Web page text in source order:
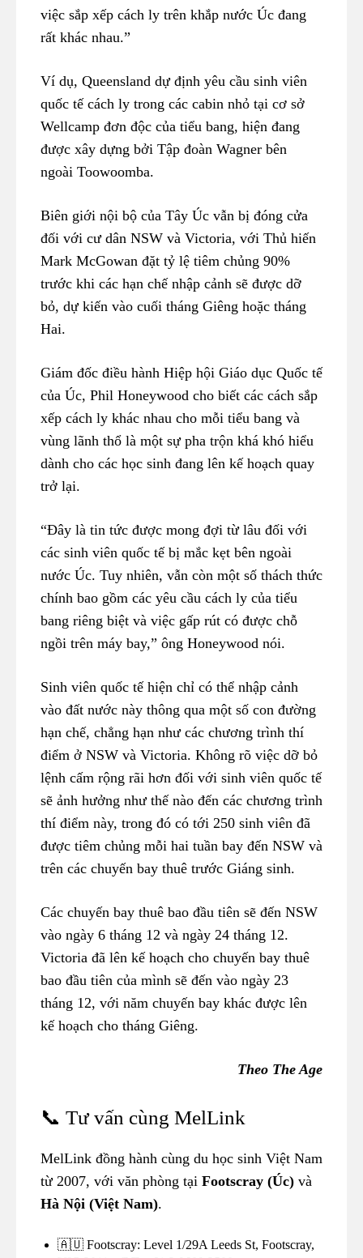
việc sắp xếp cách ly trên khắp nước Úc đang
rất khác nhau.”
Ví dụ, Queensland dự định yêu cầu sinh viên
quốc tế cách ly trong các cabin nhỏ tại cơ sở
Wellcamp đơn độc của tiểu bang, hiện đang
được xây dựng bởi Tập đoàn Wagner bên
ngoài Toowoomba.
Biên giới nội bộ của Tây Úc vẫn bị đóng cửa
đối với cư dân NSW và Victoria, với Thủ hiến
Mark McGowan đặt tỷ lệ tiêm chủng 90%
trước khi các hạn chế nhập cảnh sẽ được dỡ
bỏ, dự kiến ​​vào cuối tháng Giêng hoặc tháng
Hai.
Giám đốc điều hành Hiệp hội Giáo dục Quốc tế
của Úc, Phil Honeywood cho biết các cách sắp
xếp cách ly khác nhau cho mỗi tiểu bang và
vùng lãnh thổ là một sự pha trộn khá khó hiểu
dành cho các học sinh đang lên kế hoạch quay
trở lại.
“Đây là tin tức được mong đợi từ lâu đối với
các sinh viên quốc tế bị mắc kẹt bên ngoài
nước Úc. Tuy nhiên, vẫn còn một số thách thức
chính bao gồm các yêu cầu cách ly của tiểu
bang riêng biệt và việc gấp rút có được chỗ
ngồi trên máy bay,” ông Honeywood nói.
Sinh viên quốc tế hiện chỉ có thể nhập cảnh
vào đất nước này thông qua một số con đường
hạn chế, chẳng hạn như các chương trình thí
điểm ở NSW và Victoria. Không rõ việc dỡ bỏ
lệnh cấm rộng rãi hơn đối với sinh viên quốc tế
sẽ ảnh hưởng như thế nào đến các chương trình
thí điểm này, trong đó có tới 250 sinh viên đã
được tiêm chủng mỗi hai tuần bay đến NSW và
trên các chuyến bay thuê trước Giáng sinh.
Các chuyến bay thuê bao đầu tiên sẽ đến NSW
vào ngày 6 tháng 12 và ngày 24 tháng 12.
Victoria đã lên kế hoạch cho chuyến bay thuê
bao đầu tiên của mình sẽ đến vào ngày 23
tháng 12, với năm chuyến bay khác được lên
kế hoạch cho tháng Giêng.
Theo The Age
📞 Tư vấn cùng MelLink
MelLink đồng hành cùng du học sinh Việt Nam
từ 2007, với văn phòng tại Footscray (Úc) và
Hà Nội (Việt Nam).
🇦🇺 Footscray: Level 1/29A Leeds St, Footscray,